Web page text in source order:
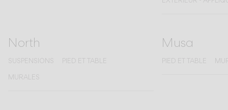
North
SUSPENSIONS
PIED ET TABLE
MURALES
Musa
PIED ET TABLE